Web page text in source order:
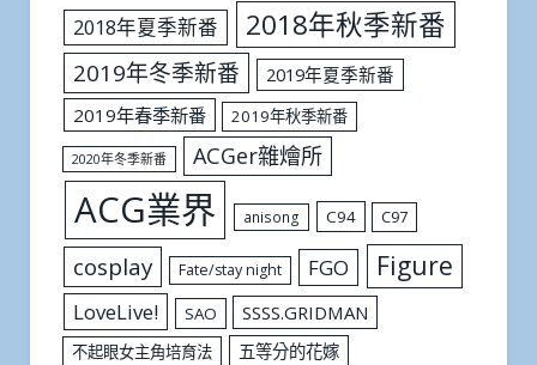
2018年夏季新番 2018年秋季新番
2019年冬季新番
2019年夏季新番
2019年春季新番
2019年秋季新番
2020年冬季新番 ACGer雜燴所
ACG業界 anisong C94 C97
cosplay Fate/stay night FGO Figure
LoveLive! SAO SSSS.GRIDMAN
不起眼女主角培育法 五等分的花嫁